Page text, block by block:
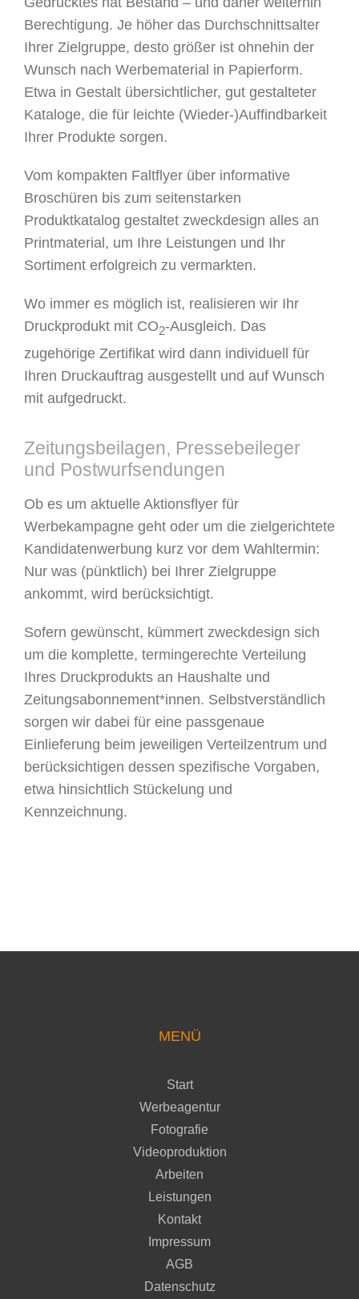
Berechtigung. Je höher das Durchschnittsalter
Ihrer Zielgruppe, desto größer ist ohnehin der
Wunsch nach Werbematerial in Papierform.
Etwa in Gestalt übersichtlicher, gut gestalteter
Kataloge, die für leichte (Wieder-)Auffindbarkeit
Ihrer Produkte sorgen.
Vom kompakten Faltflyer über informative
Broschüren bis zum seitenstarken
Produktkatalog gestaltet zweckdesign alles an
Printmaterial, um Ihre Leistungen und Ihr
Sortiment erfolgreich zu vermarkten.
Wo immer es möglich ist, realisieren wir Ihr
Druckprodukt mit CO2-Ausgleich. Das
zugehörige Zertifikat wird dann individuell für
Ihren Druckauftrag ausgestellt und auf Wunsch
mit aufgedruckt.
Zeitungsbeilagen, Pressebeileger
und Postwurfsendungen
Ob es um aktuelle Aktionsflyer für
Werbekampagne geht oder um die zielgerichtete
Kandidatenwerbung kurz vor dem Wahltermin:
Nur was (pünktlich) bei Ihrer Zielgruppe
ankommt, wird berücksichtigt.
Sofern gewünscht, kümmert zweckdesign sich
um die komplette, termingerechte Verteilung
Ihres Druck­produkts an Haushalte und
Zeitungsabonnement*innen. Selbstverständlich
sorgen wir dabei für eine passgenaue
Einlieferung beim jeweiligen Verteilzentrum und
berücksichtigen dessen spezifische Vorgaben,
etwa hinsichtlich Stückelung und
Kennzeichnung.
MENÜ
Start
Werbeagentur
Fotografie
Videoproduktion
Arbeiten
Leistungen
Kontakt
Impressum
AGB
Datenschutz